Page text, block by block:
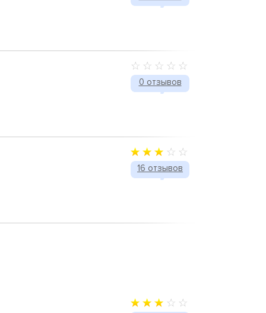
0 отзывов
16 отзывов